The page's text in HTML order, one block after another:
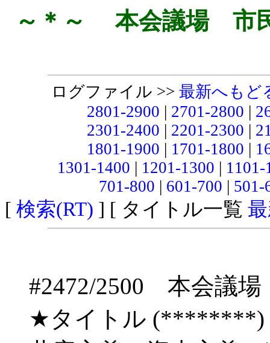
～＊～ 本会議場 市
ログファイル >> 最新へもど
2801-2900 | 2701-2800 |
2301-2400 | 2201-2300 |
1801-1900 | 1701-1800 |
1301-1400 | 1201-1300 |
701-800 | 601-700 |
[ 検索(RT) ] [ タイトル一覧
#2472/2500 本会議
★タイトル (********)